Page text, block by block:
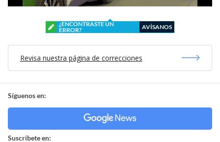
¿ENCONTRASTE UN
ERROR?
AVÍSANOS
Revisa nuestra página de correcciones
Síguenos en:
Suscríbete en: